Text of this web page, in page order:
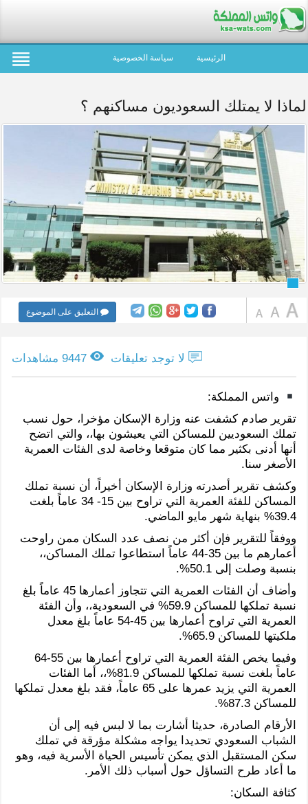
الرئيسية سياسة الخصوصية
لماذا لا يمتلك السعوديون مساكنهم ؟
التعليق على الموضوع
لا توجد تعليقات 9447 مشاهدات
واتس المملكة:
تقرير صادم كشفت عنه وزارة الإسكان مؤخرا، حول نسب
تملك السعوديين للمساكن التي يعيشون بها،، والتي اتضح
أنها أدنى بكثير مما كان متوقعا وخاصة لدى الفئات العمرية
الأصغر سنا.
وكشف تقرير أصدرته وزارة الإسكان أخيراً، أن نسبة تملك
المساكن للفئة العمرية التي تراوح بين 15- 34 عاماً بلغت
39.4% بنهاية شهر مايو الماضي.
ووفقاً للتقرير فإن أكثر من نصف عدد السكان ممن راوحت
أعمارهم ما بين 35-44 عاماً استطاعوا تملك المساكن،،
بنسبة وصلت إلى 50.1%.
وأضاف أن الفئات العمرية التي تتجاوز أعمارها 45 عاماً بلغ
نسبة تملكها للمساكن 59.9% في السعودية،، وأن الفئة
العمرية التي تراوح أعمارها بين 45-54 عاماً بلغ معدل
ملكيتها للمساكن 65.9%.
وفيما يخص الفئة العمرية التي تراوح أعمارها بين 55-64
عاماً بلغت نسبة تملكها للمساكن 81.9%،، أما الفئات
العمرية التي يزيد عمرها على 65 عاماً، فقد بلغ معدل تملكها
للمساكن 87.3%.
الأرقام الصادرة، حديثا أشارت بما لا لبس فيه إلى أن
الشباب السعودي تحديدا يواجه مشكلة مؤرقة في تملك
سكن المستقبل الذي يمكن تأسيس الحياة الأسرية فيه، وهو
ما أعاد طرح التساؤل حول أسباب ذلك الأمر.
كثافة السكان: